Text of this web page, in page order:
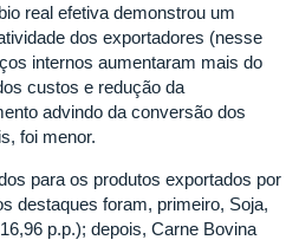
real efetiva demonstrou um
dos exportadores (nesse
internos aumentaram mais do
custos e redução da
advindo da conversão dos
foi menor.
para os produtos exportados por
destaques foram, primeiro, Soja,
p.p.); depois, Carne Bovina